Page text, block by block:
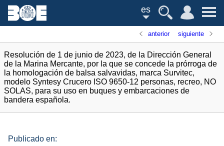
es
anterior siguiente
Resolución de 1 de junio de 2023, de la Dirección General
de la Marina Mercante, por la que se concede la prórroga de
la homologación de balsa salvavidas, marca Survitec,
modelo Syntesy Crucero ISO 9650-12 personas, recreo, NO
SOLAS, para su uso en buques y embarcaciones de
bandera española.
Publicado en: